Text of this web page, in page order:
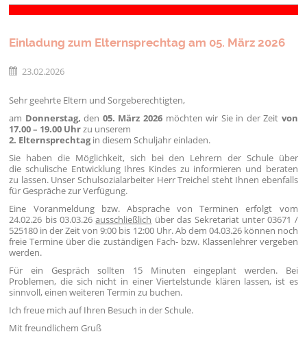
"Stärkung
Einladung zum Elternsprechtag am 05. März 2026
23.02.2026
Sehr geehrte Eltern und Sorgeberechtigten,
am Donnerstag, den 05. März 2026 möchten wir Sie in der Zeit von
17.00 – 19.00 Uhrzu unserem
2. Elternsprechtagin diesem Schuljahr einladen.
Sie haben die Möglichkeit, sich bei den Lehrern der Schule über
die schulische Entwicklung Ihres Kindes zu informieren und beraten
zu lassen. Unser Schulsozialarbeiter Herr Treichel steht Ihnen ebenfalls
für Gespräche zur Verfügung.
Eine Voranmeldung bzw. Absprache von Terminen erfolgt vom
24.02.26 bis 03.03.26ausschließlich über das Sekretariat unter 03671 /
525180 in der Zeit von 9:00 bis 12:00 Uhr. Ab dem 04.03.26 können noch
freie Termine über die zuständigen Fach- bzw. Klassenlehrer vergeben
werden.
Für ein Gespräch sollten 15 Minuten eingeplant werden. Bei
Problemen, die sich nicht in einer Viertelstunde klären lassen, ist es
sinnvoll, einen weiteren Termin zu buchen.
Ich freue mich auf Ihren Besuch in der Schule.
Mit freundlichem Gruß